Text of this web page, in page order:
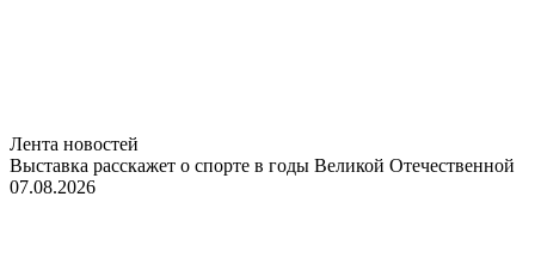
Лента новостей
Выставка расскажет о спорте в годы Великой Отечественной
07.08.2026